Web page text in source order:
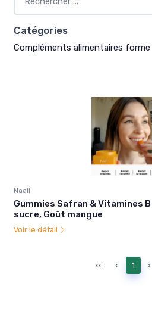
Catégories
Compléments alimentaires
Naali
Gummies Safran & Vitamines
sucre, Goût mangue
Voir le détail
‹‹ ‹ 1 ›